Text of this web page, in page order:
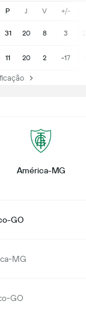
P J V +/-
31 20 8 3
11 20 2 -17
América-MG
GO
MG
GO